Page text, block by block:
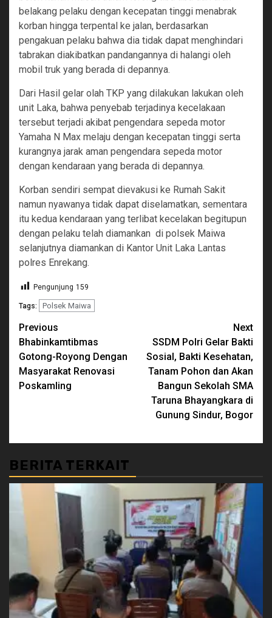
belakang pelaku dengan kecepatan tinggi menabrak
korban hingga terpental ke jalan, berdasarkan
pengakuan pelaku bahwa dia tidak dapat menghindari
tabrakan diakibatkan pandangannya di halangi oleh
mobil truk yang berada di depannya.
Dari Hasil gelar olah TKP yang dilakukan lakukan oleh
unit Laka, bahwa penyebab terjadinya kecelakaan
tersebut terjadi akibat pengendara sepeda motor
Yamaha N Max melaju dengan kecepatan tinggi serta
kurangnya jarak aman pengendara sepeda motor
dengan kendaraan yang berada di depannya.
Korban sendiri sempat dievakusi ke Rumah Sakit
namun nyawanya tidak dapat diselamatkan, sementara
itu kedua kendaraan yang terlibat kecelakan begitupun
dengan pelaku telah diamankan di polsek Maiwa
selanjutnya diamankan di Kantor Unit Laka Lantas
polres Enrekang.
Pengunjung 159
Tags: Polsek Maiwa
Continue
Reading
Previous
Bhabinkamtibmas
Gotong-Royong Dengan
Masyarakat Renovasi
Poskamling
Next
SSDM Polri Gelar Bakti
Sosial, Bakti Kesehatan,
Tanam Pohon dan Akan
Bangun Sekolah SMA
Taruna Bhayangkara di
Gunung Sindur, Bogor
BERITA TERKAIT